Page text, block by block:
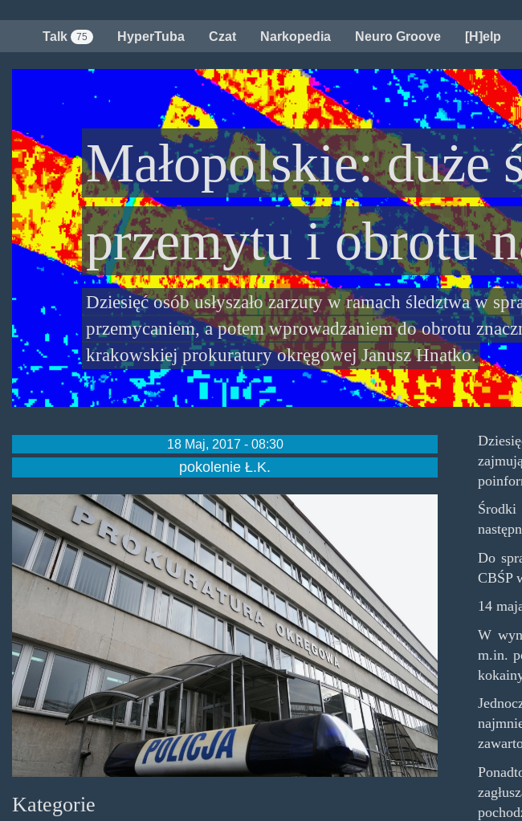
treści
Talk 75 HyperTuba Czat Narkopedia Neuro Groove [H]elp
Małopolskie: duże
przemytu i obrotu
Dziesięć osób usłyszało zarzuty w ramach śledztwa w
przemycaniem, a potem wprowadzaniem do obrotu
krakowskiej prokuratury okręgowej Janusz Hnatko.
18 Maj, 2017 - 08:30
pokolenie Ł.K.
prokuraturakrakow.jpg
Kategorie
Środki
Do
CBŚP
14
W
m.in.